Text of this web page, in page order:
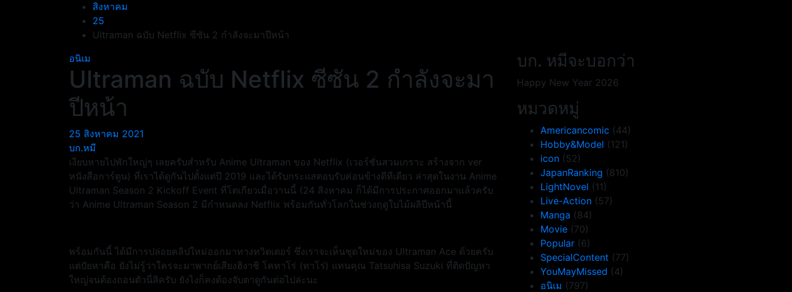
สิงหาคม
25
Ultraman ฉบับ Netflix ซีซัน 2 กำลังจะมาปีหน้า
อนิเม
Ultraman ฉบับ Netflix ซีซัน 2 กำลังจะมา
ปีหน้า
25 สิงหาคม 2021
บก.หมี
เงียบหายไปพักใหญ่ๆ เลยครับสำหรับ Anime Ultraman ของ Netflix (เวอร์ชั่นสวมเกราะ สร้างจาก ver
หนังสือการ์ตูน) ที่เราได้ดูกันไปตั้งแต่ปี 2019 และได้รับกระแสตอบรับค่อนข้างดีทีเดียว ล่าสุดในงาน Anime
Ultraman Season 2 Kickoff Event ที่โตเกียวเมื่อวานนี้ (24 สิงหาคม ก็ได้มีการประกาศออกมาแล้วครับ
ว่า Anime Ultraman Season 2 มีกำหนดลง Netflix พร้อมกันทั่วโลกในช่วงฤดูใบไม้ผลิปีหน้านี้
พร้อมกันนี้ ได้มีการปล่อยคลิปใหม่ออกมาทางทวิตเตอร์ ซึ่งเราจะเห็นชุดใหม่ของ Ultraman Ace ด้วยครับ
แต่ปัยหาคือ ยังไม่รู้ว่าใครจะมาพากย์เสียงฮิงาชิ โคทาโร่ (ทาโร่) แทนคุณ Tatsuhisa Suzuki ที่ติดปัญหา
ใหญ่จนต้องถอนตัวนี่สิครับ ยังไงก็คงต้องจับตาดูกันต่อไปล่ะนะ
บก. หมีจะบอกว่า
Happy New Year 2026
หมวดหมู่
Americancomic (44)
Hobby&Model (121)
icon (52)
JapanRanking (810)
LightNovel (11)
Live-Action (57)
Manga (84)
Movie (70)
Popular (6)
SpecialContent (77)
YouMayMissed (4)
อนิเม (797)